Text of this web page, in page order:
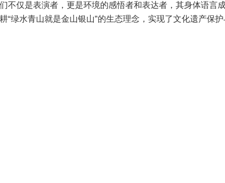
仅是表演者，更是环境的感悟者和表达者，其身体语言
绿水青山就是金山银山”的生态理念，实现了文化遗产保